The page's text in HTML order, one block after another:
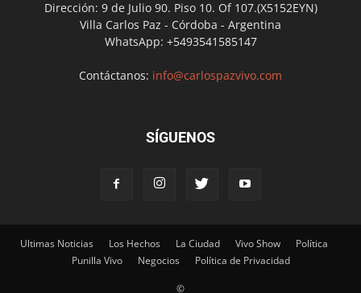
Dirección: 9 de Julio 90. Piso 10. Of 107.(X5152EYN)
Villa Carlos Paz - Córdoba - Argentina
WhatsApp: +5493541585147
Contáctanos: info@carlospazvivo.com
SÍGUENOS
Ultimas Noticias Los Hechos La Ciudad Vivo Show
Política
Punilla Vivo
Negocios Política de Privacidad
©